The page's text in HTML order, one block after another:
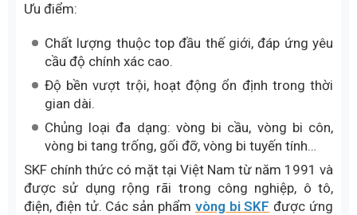
Ưu điểm:
Chất lượng thuộc top đầu thế giới, đáp ứng yêu
cầu độ chính xác cao.
Độ bền vượt trội, hoạt động ổn định trong thời
gian dài.
Chủng loại đa dạng: vòng bi cầu, vòng bi côn,
vòng bi tang trống, gối đỡ, vòng bi tuyến tính…
SKF chính thức có mặt tại Việt Nam từ năm 1991 và
được sử dụng rộng rãi trong công nghiệp, ô tô,
điện, điện tử. Các sản phẩm vòng bi SKF được ứng